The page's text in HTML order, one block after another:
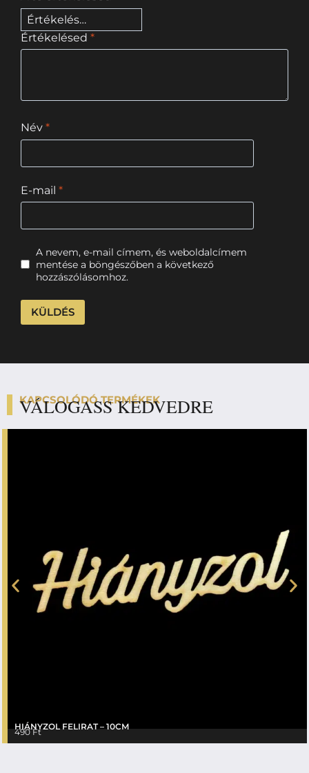
Értékelésed *
Név *
E-mail *
A nevem, e-mail címem, és weboldalcímem
mentése a böngészőben a következő
hozzászólásomhoz.
KAPCSOLÓDÓ TERMÉKEK
VÁLOGASS KEDVEDRE
HIÁNYZOL FELIRAT – 10CM
490Ft